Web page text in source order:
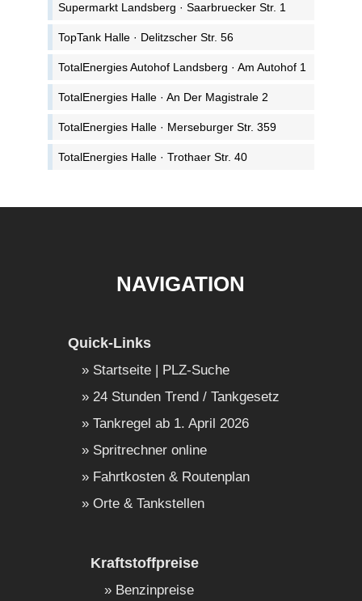
Supermarkt Landsberg · Saarbruecker Str. 1
TopTank Halle · Delitzscher Str. 56
TotalEnergies Autohof Landsberg · Am Autohof 1
TotalEnergies Halle · An Der Magistrale 2
TotalEnergies Halle · Merseburger Str. 359
TotalEnergies Halle · Trothaer Str. 40
NAVIGATION
Quick-Links
Startseite | PLZ-Suche
24 Stunden Trend / Tankgesetz
Tankregel ab 1. April 2026
Spritrechner online
Fahrtkosten & Routenplan
Orte & Tankstellen
Kraftstoffpreise
Benzinpreise